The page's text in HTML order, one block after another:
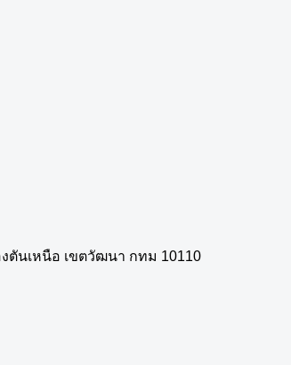
ตันเหนือ เขตวัฒนา กทม 10110